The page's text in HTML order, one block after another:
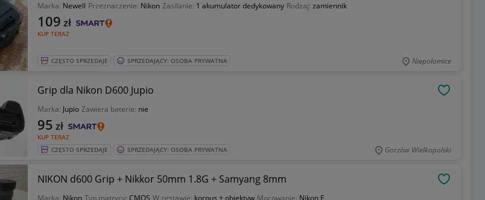
Marka: Newell Przeznaczenie: Nikon Zasilanie: 1 akumulator dedykowany Rodzaj: zamiennik
KUP TERAZ
109 zł
CZĘSTO SPRZEDAJE SPRZEDAJĄCY: OSOBA PRYWATNA Niepołomice
Grip dla Nikon D600 Jupio
Marka: Jupio Zawiera baterie: nie
KUP TERAZ
95 zł
CZĘSTO SPRZEDAJE SPRZEDAJĄCY: OSOBA PRYWATNA Gorzów Wielkopolski
NIKON d600 Grip + Nikkor 50mm 1.8G + Samyang 8mm
Marka: Nikon Typ matrycy: CMOS W zestawie: korpus + obiektyw Mocowanie: Nikon F